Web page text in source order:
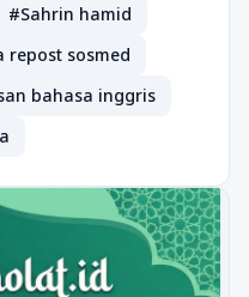
#Sahrin hamid
repost sosmed
bahasa inggris